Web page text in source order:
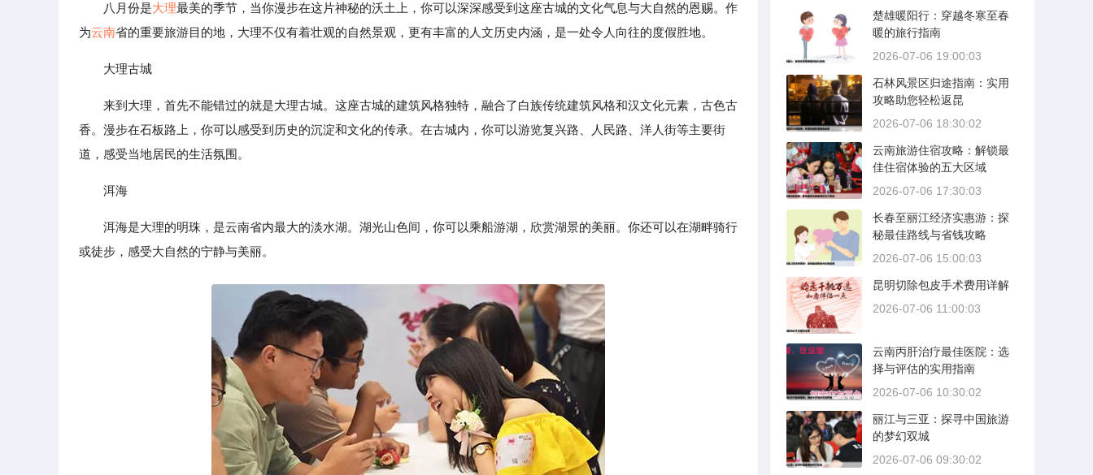
八月份是大理最美的季节，当你漫步在这片神秘的沃土上，你可以深深感受到这座古城的文化气息与大自然的恩赐。作
为云南省的重要旅游目的地，大理不仅有着壮观的自然景观，更有丰富的人文历史内涵，是一处令人向往的度假胜地。
大理古城
来到大理，首先不能错过的就是大理古城。这座古城的建筑风格独特，融合了白族传统建筑风格和汉文化元素，古色古
香。漫步在石板路上，你可以感受到历史的沉淀和文化的传承。在古城内，你可以游览复兴路、人民路、洋人街等主要街
道，感受当地居民的生活氛围。
洱海
洱海是大理的明珠，是云南省内最大的淡水湖。湖光山色间，你可以乘船游湖，欣赏湖景的美丽。你还可以在湖畔骑行
或徒步，感受大自然的宁静与美丽。
楚雄暖阳行：穿越冬寒至春
暖的旅行指南
2026-07-06 19:00:03
石林风景区归途指南：实用
攻略助您轻松返昆
2026-07-06 18:30:02
云南旅游住宿攻略：解锁最
佳住宿体验的五大区域
2026-07-06 17:30:03
长春至丽江经济实惠游：探
秘最佳路线与省钱攻略
2026-07-06 15:00:03
昆明切除包皮手术费用详解
2026-07-06 11:00:03
云南丙肝治疗最佳医院：选
择与评估的实用指南
2026-07-06 10:30:02
丽江与三亚：探寻中国旅游
的梦幻双城
2026-07-06 09:30:02